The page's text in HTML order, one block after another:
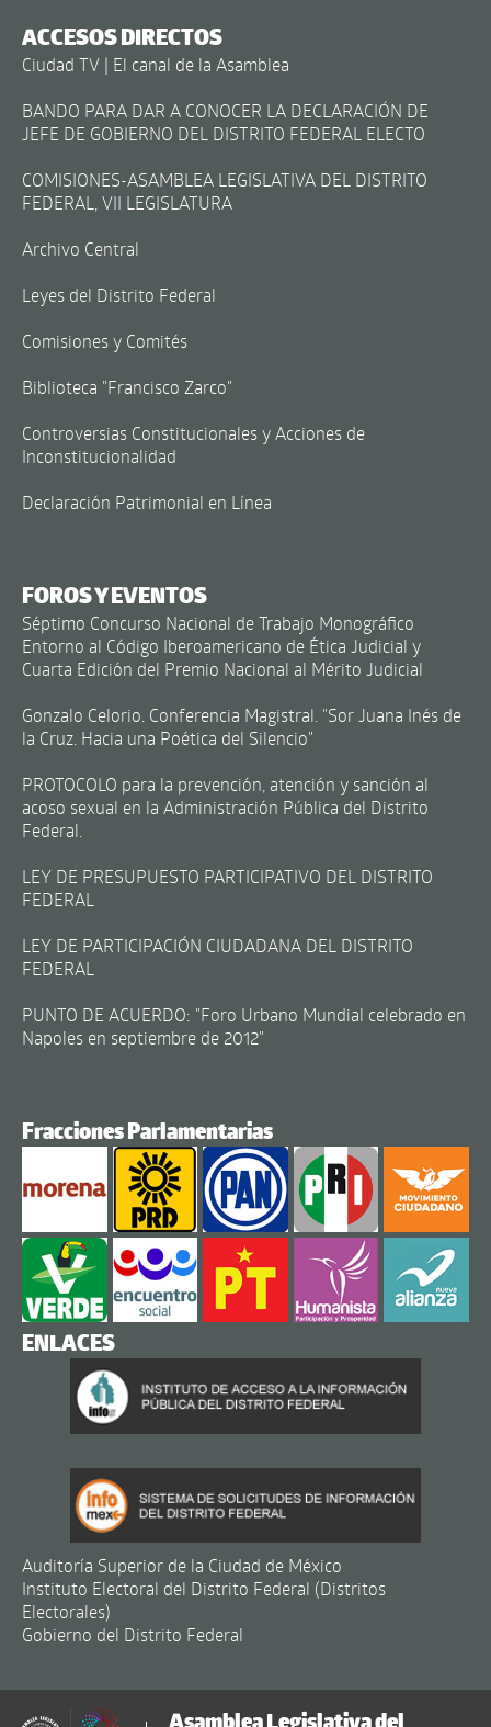
ACCESOS DIRECTOS
Ciudad TV | El canal de la Asamblea
BANDO PARA DAR A CONOCER LA DECLARACIÓN DE
JEFE DE GOBIERNO DEL DISTRITO FEDERAL ELECTO
COMISIONES-ASAMBLEA LEGISLATIVA DEL DISTRITO
FEDERAL, VII LEGISLATURA
Archivo Central
Leyes del Distrito Federal
Comisiones y Comités
Biblioteca "Francisco Zarco"
Controversias Constitucionales y Acciones de
Inconstitucionalidad
Declaración Patrimonial en Línea
FOROS Y EVENTOS
Séptimo Concurso Nacional de Trabajo Monográfico
Entorno al Código Iberoamericano de Ética Judicial y
Cuarta Edición del Premio Nacional al Mérito Judicial
Gonzalo Celorio. Conferencia Magistral. "Sor Juana Inés de
la Cruz. Hacia una Poética del Silencio"
PROTOCOLO para la prevención, atención y sanción al
acoso sexual en la Administración Pública del Distrito
Federal.
LEY DE PRESUPUESTO PARTICIPATIVO DEL DISTRITO
FEDERAL
LEY DE PARTICIPACIÓN CIUDADANA DEL DISTRITO
FEDERAL
PUNTO DE ACUERDO: "Foro Urbano Mundial celebrado en
Napoles en septiembre de 2012"
Fracciones Parlamentarias
ENLACES
Auditoría Superior de la Ciudad de México
Instituto Electoral del Distrito Federal (Distritos
Electorales)
Gobierno del Distrito Federal